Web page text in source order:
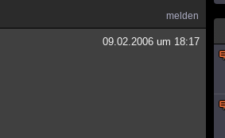
melden
09.02.2006 um 18:17